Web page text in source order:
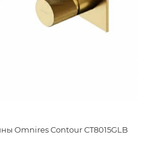
Omnires Contour CT8015GLB